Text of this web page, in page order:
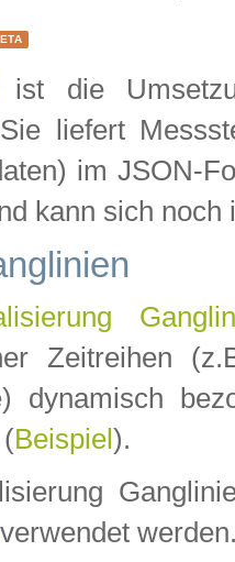
ist die
liefert
im JSON-
kann sich noch
Zeitreihen
dynamisch
Beispiel ).
verwendet